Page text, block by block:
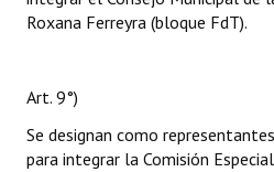
Roxana Ferreyra (bloque FdT).
Art. 9°)
Se designan como
para integrar la Comisión